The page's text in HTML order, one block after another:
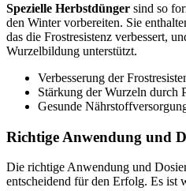
Spezielle Herbstdünger sind so
den Winter vorbereiten. Sie
das die Frostresistenz verbessert,
Wurzelbildung unterstützt.
Verbesserung der
Stärkung der Wurzeln durch
Gesunde
Richtige Anwendung und
Die richtige Anwendung und
entscheidend für den Erfolg. Es ist